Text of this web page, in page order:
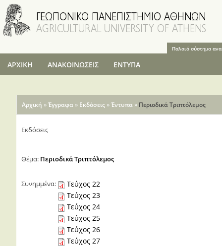
προς το
κυρίως
περιεχόμενο
Παλαιό σύστημα
ΑΡΧΙΚΗ ΑΝΑΚΟΙΝΩΣΕΙΣ ΕΝΤΥΠΑ
Είστε εδώ
Αρχική »Έγγραφα » Εκδόσεις »Έντυπα » Περιοδικά Τριπτόλεμος
Εκδόσεις
Θέμα: Περιοδικά Τριπτόλεμος
Συνημμένα:
Τεύχος 22
Τεύχος 23
Τεύχος 24
Τεύχος 25
Τεύχος 26
Τεύχος 27